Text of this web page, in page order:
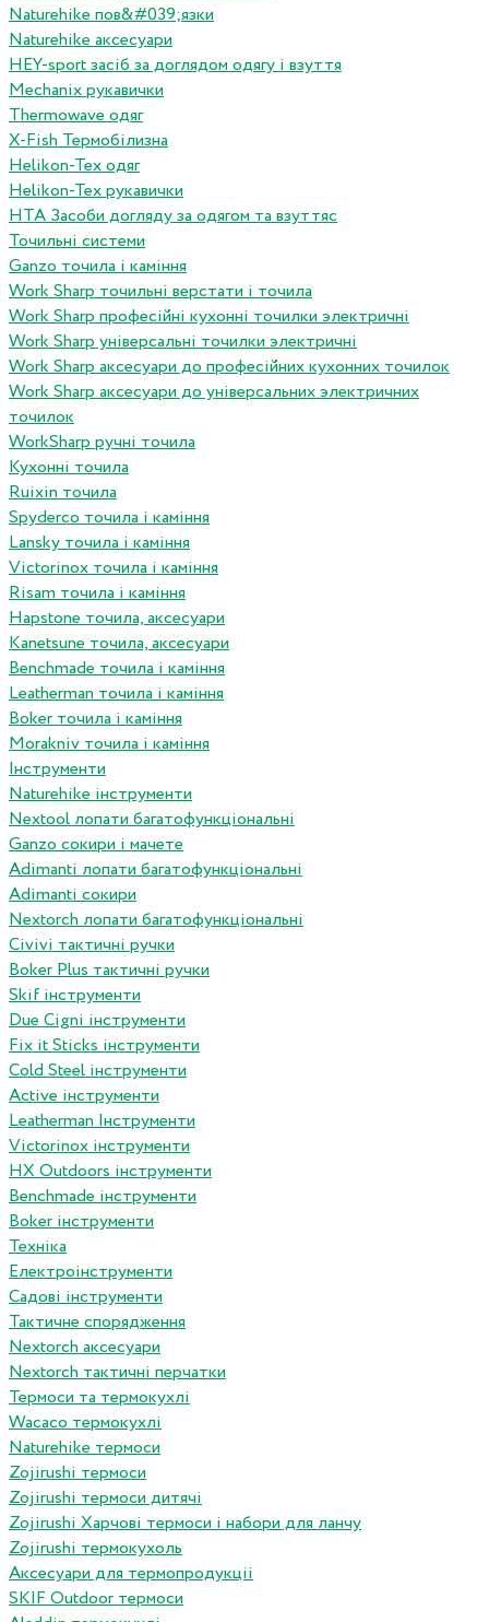
Naturehike пов&#039;язки
Naturehike аксесуари
HEY-sport засіб за доглядом одягу і взуття
Mechanix рукавички
Thermowave одяг
X-Fish Термобілизна
Helikon-Tex одяг
Helikon-Tex рукавички
HTA Засоби догляду за одягом та взуттяс
Точильні системи
Ganzo точила і каміння
Work Sharp точильні верстати і точила
Work Sharp професiйнi кухоннi точилки электричнi
Work Sharp унiверсальнi точилки электричнi
Work Sharp аксесуари до професiйних кухонних точилок
Work Sharp аксесуари до унiверсальних электричних
точилок
WorkSharp ручні точила
Кухонні точила
Ruixin точила
Spyderco точила і каміння
Lansky точила і каміння
Victorinox точила і каміння
Risam точила і каміння
Hapstone точила, аксесуари
Kanetsune точила, аксесуари
Benchmade точила і каміння
Leatherman точила і каміння
Boker точила і каміння
Morakniv точила і каміння
Інструменти
Naturehike інструменти
Nextool лопати багатофункціональні
Ganzo сокири і мачете
Adimanti лопати багатофункціональні
Adimanti сокири
Nextorch лопати багатофункціональні
Сivivi тактичні ручки
Boker Plus тактичні ручки
Skif інструменти
Due Cigni інструменти
Fix it Sticks інструменти
Сold Steel інструменти
Active інструменти
Leatherman Інструменти
Victorinox інструменти
HX Outdoors інструменти
Benchmade інструменти
Boker інструменти
Техніка
Електроінструменти
Садові інструменти
Тактичне спорядження
Nextorch аксесуари
Nextorch тактичні перчатки
Термоси та термокухлі
Wacaco термокухлі
Naturehike термоси
Zojirushi термоси
Zojirushi термоси дитячі
Zojirushi Харчові термоси і набори для ланчу
Zojirushi термокухоль
Аксесуари для термопродукціі
SKIF Outdoor термоси